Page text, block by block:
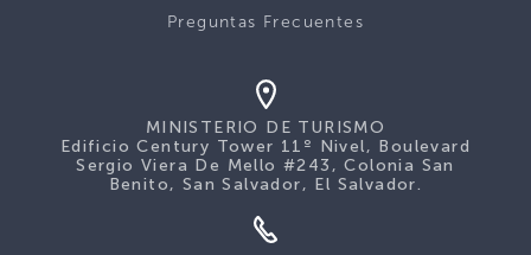
Preguntas Frecuentes
MINISTERIO DE TURISMO
Edificio Century Tower 11º Nivel, Boulevard
Sergio Viera De Mello #243, Colonia San
Benito, San Salvador, El Salvador.